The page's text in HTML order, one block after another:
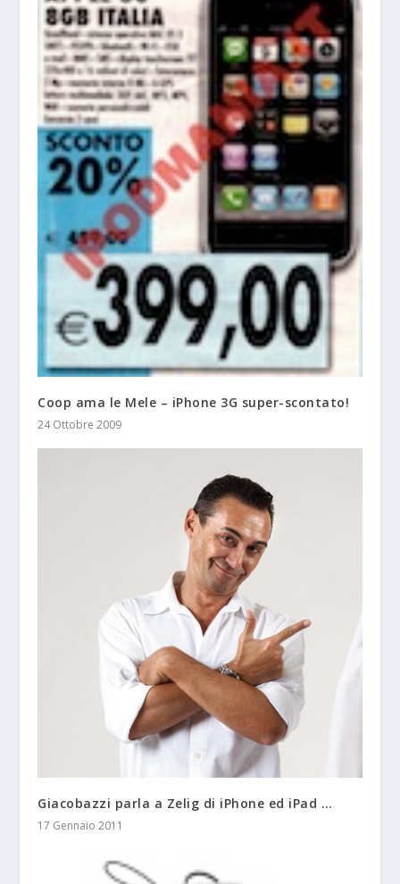
Coop ama le Mele – iPhone 3G super-scontato!
24 Ottobre 2009
Giacobazzi parla a Zelig di iPhone ed iPad …
17 Gennaio 2011